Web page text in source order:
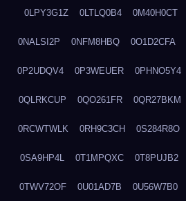
0LPY3G1Z 0LTLQ0B4 0M40H0CT
0NALSI2P 0NFM8HBQ 0O1D2CFA
0P2UDQV4 0P3WEUER 0PHNO5Y4
0QLRKCUP 0QO261FR 0QR27BKM
0RCWTWLK 0RH9C3CH 0S284R8O
0SA9HP4L 0T1MPQXC 0T8PUJB2
0TWV72OF 0U01AD7B 0U56W7B0